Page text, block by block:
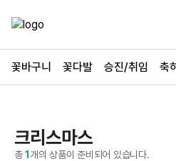
꽃바구니 꽃다발 승진/취임 축
크리스마스
총1 개의 상품이 준비되어 있습니다.